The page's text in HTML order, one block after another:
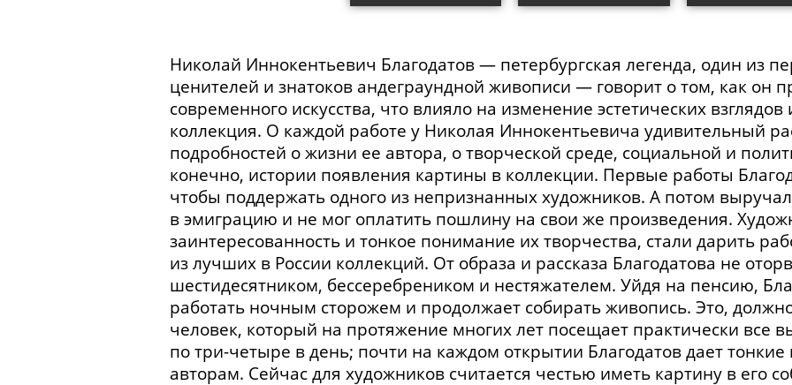
Николай Иннокентьевич Благодатов — петербургская легенда, один из
ценителей и знатоков андеграундной живописи — говорит о том, как он
современного искусства, что влияло на изменение эстетических взглядов
коллекция. О каждой работе у Николая Иннокентьевича удивительный
подробностей о жизни ее автора, о творческой среде, социальной и
конечно, истории появления картины в коллекции. Первые работы
чтобы поддержать одного из непризнанных художников. А потом выручал
в эмиграцию и не мог оплатить пошлину на свои же произведения.
заинтересованность и тонкое понимание их творчества, стали дарить
из лучших в России коллекций. От образа и рассказа Благодатова не
шестидесятником, бессеребреником и нестяжателем. Уйдя на пенсию,
работать ночным сторожем и продолжает собирать живопись. Это,
человек, который на протяжение многих лет посещает практически все
по три-четыре в день; почти на каждом открытии Благодатов дает
авторам. Сейчас для художников считается честью иметь картину в его